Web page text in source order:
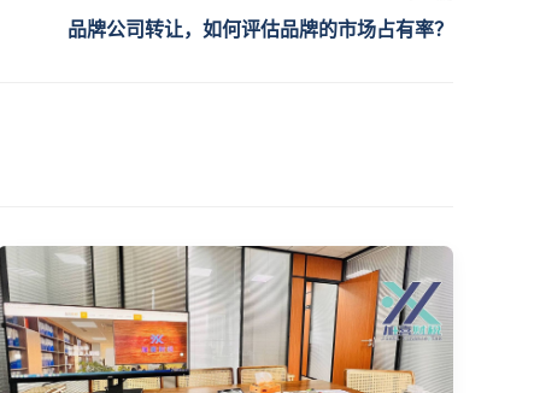
品牌公司转让，如何评估品牌的市场占有率？